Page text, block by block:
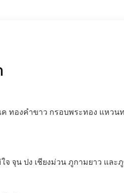
ทองคำขาว กรอบพระทอง แหว
จ จุน ปง เชียงม่วน ภูกามยาว แล